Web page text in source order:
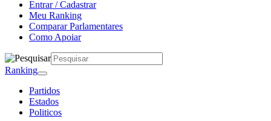
Entrar / Cadastrar
Meu Ranking
Comparar Parlamentares
Como Apoiar
Ranking
Partidos
Estados
Politicos